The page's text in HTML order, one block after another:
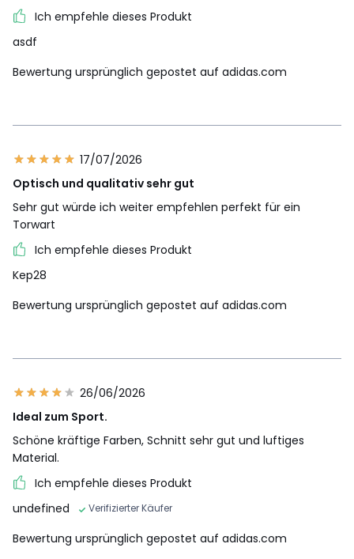
Ich empfehle dieses Produkt
asdf
Bewertung ursprünglich gepostet auf adidas.com
17/07/2026
Optisch und qualitativ sehr gut
Sehr gut würde ich weiter empfehlen perfekt für ein
Torwart
Ich empfehle dieses Produkt
Kep28
Bewertung ursprünglich gepostet auf adidas.com
26/06/2026
Ideal zum Sport.
Schöne kräftige Farben, Schnitt sehr gut und luftiges
Material.
Ich empfehle dieses Produkt
undefined
Verifizierter Käufer
Bewertung ursprünglich gepostet auf adidas.com